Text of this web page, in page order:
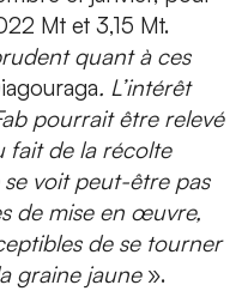
Mt et 3,15 Mt.
quant à ces
. L’intérêt
pourrait être relevé
fait de la récolte
voit peut-être pas
de mise en œuvre,
de se tourner
graine jaune».